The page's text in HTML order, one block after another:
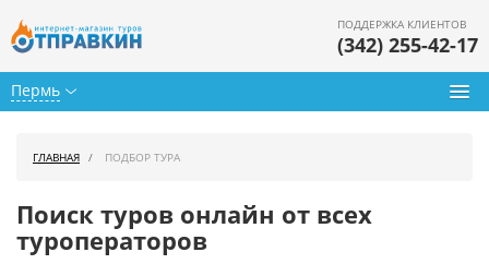
Пермь
ПОДДЕРЖКА КЛИЕНТОВ
(342) 255-42-17
Горящие туры
ГЛАВНАЯ ПОДБОР ТУРА
Поиск туров онлайн от всех
туроператоров